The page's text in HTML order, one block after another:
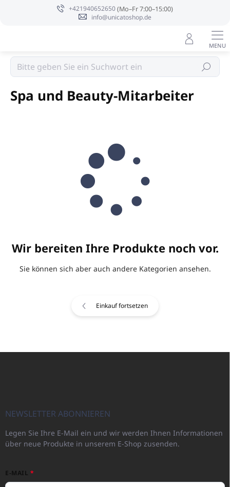
+421940652650
info@unicatoshop.de
Suchen
Die Kleidung
Spa und Beauty-Mitarbeiter
Wir bereiten Ihre Produkte noch vor.
Sie können sich aber auch andere Kategorien ansehen.
Einkauf fortsetzen
NEWSLETTER ABONNIEREN
Legen Sie Ihre E-Mail ein und wir werden Ihnen Informationen
über neue Produkte in unserem E-Shop zusenden.
E-MAIL